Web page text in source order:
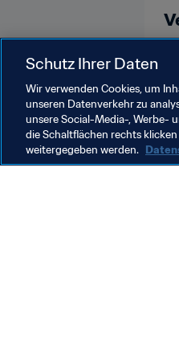
Schutz Ihrer Daten
Wir verwenden Cookies, um
unseren Datenverkehr zu
unsere Social-Media-, Werbe-
die Schaltflächen rechts
weitergegeben werden.